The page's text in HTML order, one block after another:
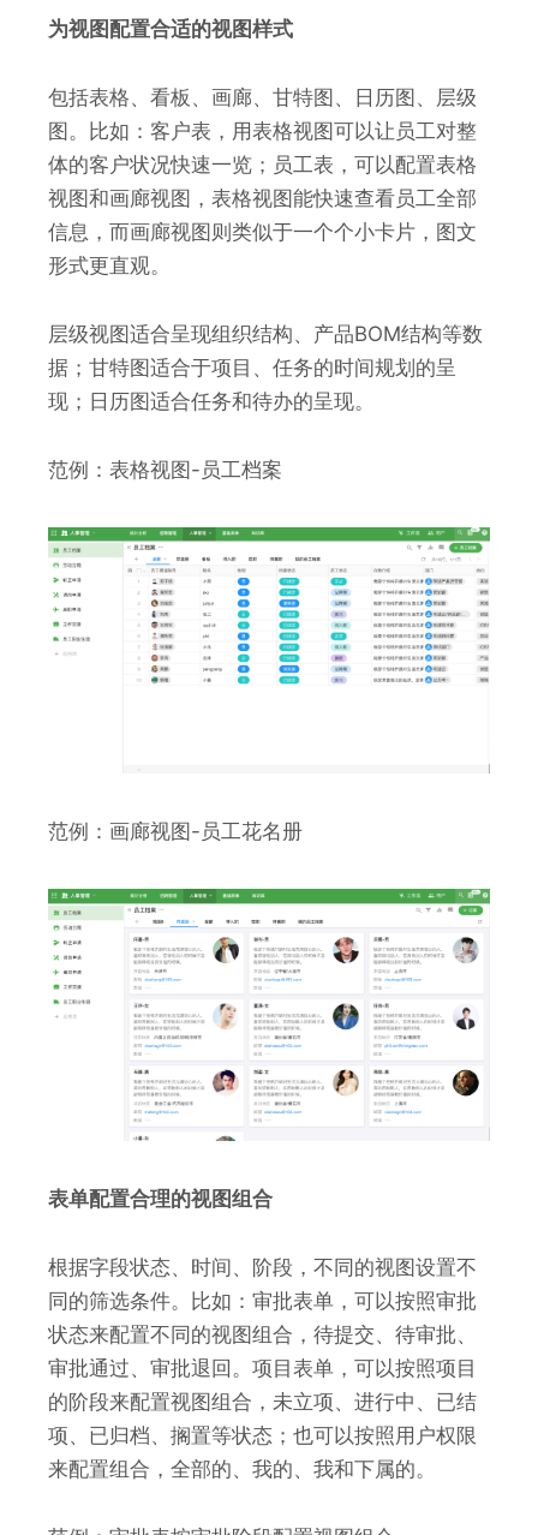
为视图配置合适的视图样式
包括表格、看板、画廊、甘特图、日历图、层级
图。比如：客户表，用表格视图可以让员工对整
体的客户状况快速一览；员工表，可以配置表格
视图和画廊视图，表格视图能快速查看员工全部
信息，而画廊视图则类似于一个个小卡片，图文
形式更直观。
层级视图适合呈现组织结构、产品BOM结构等数
据；甘特图适合于项目、任务的时间规划的呈
现；日历图适合任务和待办的呈现。
范例：表格视图-员工档案
范例：画廊视图-员工花名册
表单配置合理的视图组合
根据字段状态、时间、阶段，不同的视图设置不
同的筛选条件。比如：审批表单，可以按照审批
状态来配置不同的视图组合，待提交、待审批、
审批通过、审批退回。项目表单，可以按照项目
的阶段来配置视图组合，未立项、进行中、已结
项、已归档、搁置等状态；也可以按照用户权限
来配置组合，全部的、我的、我和下属的。